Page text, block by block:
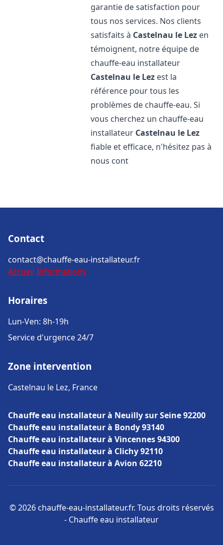
garantie de satisfaction pour
tous nos services. Nos clients
satisfaits à Castelnau le Lez en
témoignent, notre équipe de
chauffe-eau installateur
Castelnau le Lez est la
référence pour tous les
problèmes de chauffe-eau. Si
vous cherchez un chauffe-eau
installateur Castelnau le Lez
fiable et efficace, n'hésitez pas à
nous cont
Contact
contact@chauffe-eau-installateur.fr
Accueil Informations
Horaires
Lun-Ven: 8h-19h
Service d'urgence 24/7
Zone intervention
Castelnau le Lez, France
Chauffe eau installateur à Neuilly sur Seine 92200
Chauffe eau installateur à Bondy 93140
Chauffe eau installateur à Vincennes 94300
Chauffe eau installateur à Clichy 92110
Chauffe eau installateur à Avion 62210
© 2026 chauffe-eau-installateur.fr. Tous droits réservés
- Chauffe eau installateur